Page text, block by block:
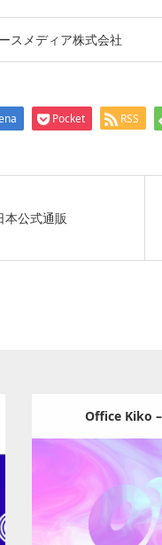
スメディア株式会社
Pocket RSS
公式通販
Office Kiko
Update: